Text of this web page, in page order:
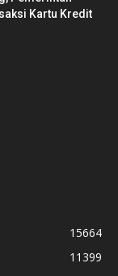
Kartu Kredit
15664
11399